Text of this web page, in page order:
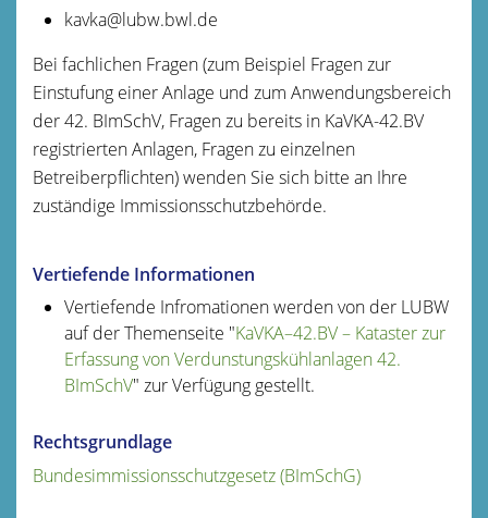
kavka@lubw.bwl.de
Bei fachlichen Fragen (zum Beispiel Fragen zur
Einstufung einer Anlage und zum Anwendungsbereich
der 42. BImSchV, Fragen zu bereits in KaVKA-42.BV
registrierten Anlagen, Fragen zu einzelnen
Betreiberpflichten) wenden Sie sich bitte an Ihre
zuständige Immissionsschutzbehörde.
Vertiefende Informationen
Vertiefende Infromationen werden von der LUBW
auf der Themenseite "KaVKA–42.BV – Kataster zur
Erfassung von Verdunstungskühlanlagen 42.
BImSchV" zur Verfügung gestellt.
Rechtsgrundlage
Bundesimmissionsschutzgesetz (BImSchG)